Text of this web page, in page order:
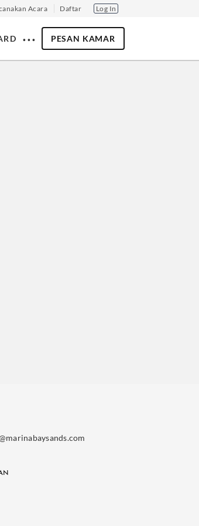
Acara Daftar Log In
‧ ‧ ‧ PESAN KAMAR